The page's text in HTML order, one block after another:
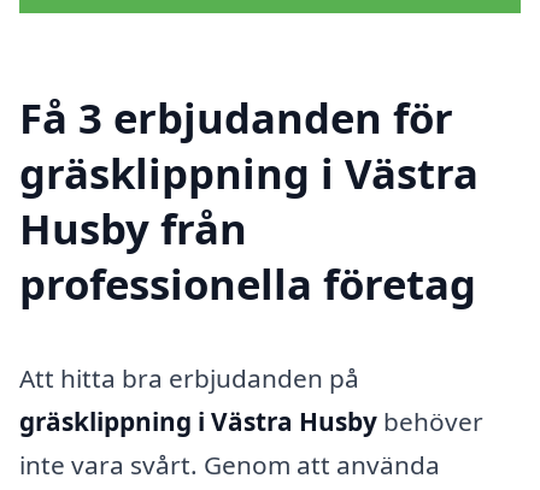
Få 3 erbjudanden för
gräsklippning i Västra
Husby från
professionella företag
Att hitta bra erbjudanden på
gräsklippning i Västra Husby behöver
inte vara svårt. Genom att använda